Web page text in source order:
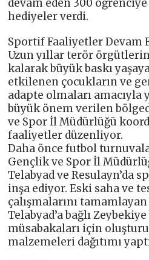
devam eden 300
hediyeler verdi.
Sportif Faaliyetler Devam
Uzun yıllar terör
kalarak büyük baskı
etkilenen çocukların ve
adapte olmaları amacıyla
büyük önem verilen
ve Spor İl Müdürlüğü
faaliyetler düzenliyor.
Daha önce futbol
Gençlik ve Spor İl
Telabyad ve Resulayn’da
inşa ediyor. Eski saha ve
çalışmalarını
Telabyad’a bağlı
müsabakaları için
malzemeleri dağıtımı